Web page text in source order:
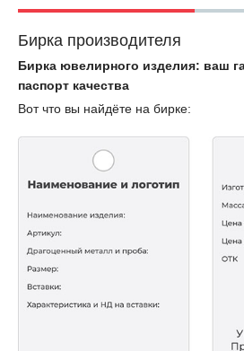
Бирка производителя
Бирка ювелирного изделия: ваш
паспорт качества
Вот что вы найдёте на бирке: